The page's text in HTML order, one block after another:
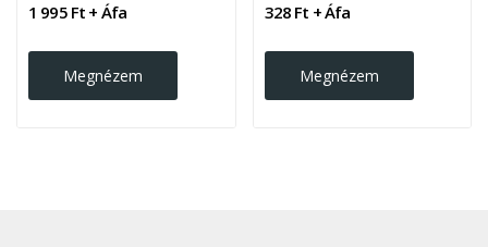
1 995 Ft + Áfa
Megnézem
328 Ft + Áfa
Megnézem